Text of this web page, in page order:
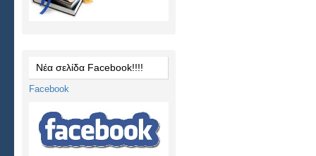
Νέα σελίδα Facebook!!!!
Facebook